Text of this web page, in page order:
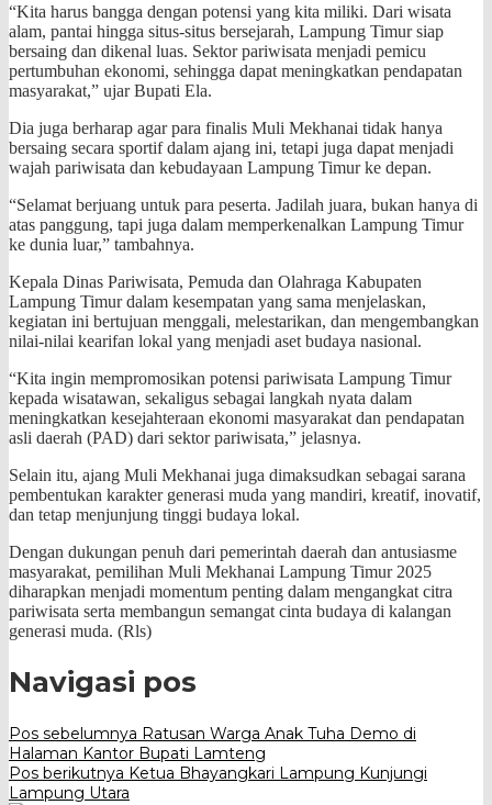
“Kita harus bangga dengan potensi yang kita miliki. Dari wisata
alam, pantai hingga situs-situs bersejarah, Lampung Timur siap
bersaing dan dikenal luas. Sektor pariwisata menjadi pemicu
pertumbuhan ekonomi, sehingga dapat meningkatkan pendapatan
masyarakat,” ujar Bupati Ela.
Dia juga berharap agar para finalis Muli Mekhanai tidak hanya
bersaing secara sportif dalam ajang ini, tetapi juga dapat menjadi
wajah pariwisata dan kebudayaan Lampung Timur ke depan.
“Selamat berjuang untuk para peserta. Jadilah juara, bukan hanya di
atas panggung, tapi juga dalam memperkenalkan Lampung Timur
ke dunia luar,” tambahnya.
Kepala Dinas Pariwisata, Pemuda dan Olahraga Kabupaten
Lampung Timur dalam kesempatan yang sama menjelaskan,
kegiatan ini bertujuan menggali, melestarikan, dan mengembangkan
nilai-nilai kearifan lokal yang menjadi aset budaya nasional.
“Kita ingin mempromosikan potensi pariwisata Lampung Timur
kepada wisatawan, sekaligus sebagai langkah nyata dalam
meningkatkan kesejahteraan ekonomi masyarakat dan pendapatan
asli daerah (PAD) dari sektor pariwisata,” jelasnya.
Selain itu, ajang Muli Mekhanai juga dimaksudkan sebagai sarana
pembentukan karakter generasi muda yang mandiri, kreatif, inovatif,
dan tetap menjunjung tinggi budaya lokal.
Dengan dukungan penuh dari pemerintah daerah dan antusiasme
masyarakat, pemilihan Muli Mekhanai Lampung Timur 2025
diharapkan menjadi momentum penting dalam mengangkat citra
pariwisata serta membangun semangat cinta budaya di kalangan
generasi muda. (Rls)
Navigasi pos
Pos sebelumnya Ratusan Warga Anak Tuha Demo di
Halaman Kantor Bupati Lamteng
Pos berikutnya Ketua Bhayangkari Lampung Kunjungi
Lampung Utara